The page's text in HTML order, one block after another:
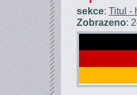
sekce: Titul -
Zobrazeno: